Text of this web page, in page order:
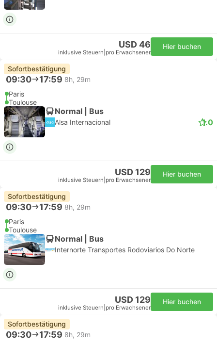
USD 46
inklusive Steuern pro Erwachsener
Hier buchen
Sofortbestätigung
09:30 17:59 8h, 29m
Paris
Toulouse
Normal | Bus
Alsa Internacional 1.0
USD 129
inklusive Steuern pro Erwachsener
Hier buchen
Sofortbestätigung
09:30 17:59 8h, 29m
Paris
Toulouse
Normal | Bus
Internorte Transportes Rodoviarios Do Norte
USD 129
inklusive Steuern pro Erwachsener
Hier buchen
Sofortbestätigung
09:30 17:59 8h, 29m